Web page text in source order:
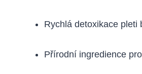
Rychlá detoxikace pleti
Přírodní ingredience